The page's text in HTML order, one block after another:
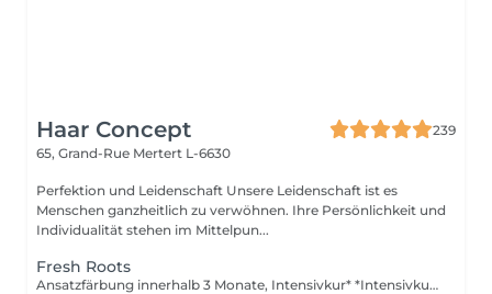
Haar Concept
239
65, Grand-Rue Mertert L-6630
Perfektion und Leidenschaft Unsere Leidenschaft ist es
Menschen ganzheitlich zu verwöhnen. Ihre Persönlichkeit und
Individualität stehen im Mittelpun...
Fresh Roots
Ansatzfärbung innerhalb 3 Monate, Intensivkur* *Intensivkur: Versorgt das Haar mit hochkonzentrierten Pflegewirkstoffen, die tief in die Haarstruktur eindringen und Schäden gezielt reparieren